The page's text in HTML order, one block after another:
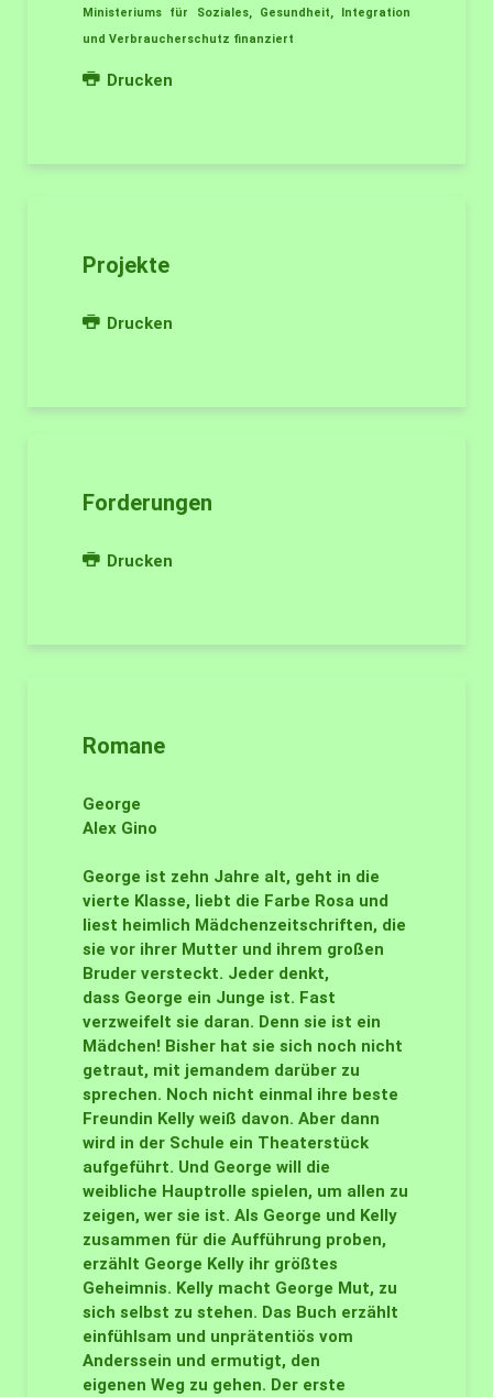
Ministeriums für Soziales, Gesundheit, Integration
und Verbraucherschutz finanziert
Drucken
Projekte
Drucken
Forderungen
Drucken
Romane
George
Alex Gino
George ist zehn Jahre alt, geht in die
vierte Klasse, liebt die Farbe Rosa und
liest heimlich Mädchenzeitschriften, die
sie vor ihrer Mutter und ihrem großen
Bruder versteckt. Jeder denkt,
dass George ein Junge ist. Fast
verzweifelt sie daran. Denn sie ist ein
Mädchen! Bisher hat sie sich noch nicht
getraut, mit jemandem darüber zu
sprechen. Noch nicht einmal ihre beste
Freundin Kelly weiß davon. Aber dann
wird in der Schule ein Theaterstück
aufgeführt. Und George will die
weibliche Hauptrolle spielen, um allen zu
zeigen, wer sie ist. Als George und Kelly
zusammen für die Aufführung proben,
erzählt George Kelly ihr größtes
Geheimnis. Kelly macht George Mut, zu
sich selbst zu stehen. Das Buch erzählt
einfühlsam und unprätentiös vom
Anderssein und ermutigt, den
eigenen Weg zu gehen. Der erste